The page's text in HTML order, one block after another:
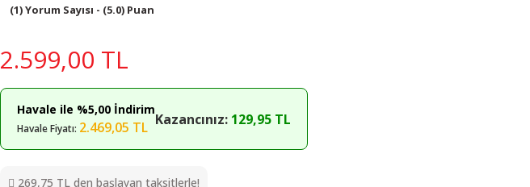
(1) Yorum Sayısı - (5.0) Puan
2.599,00 TL
Havale ile %5,00 İndirim
Havale Fiyatı: 2.469,05 TL Kazancınız: 129,95 TL
269,75 TL den başlayan taksitlerle!